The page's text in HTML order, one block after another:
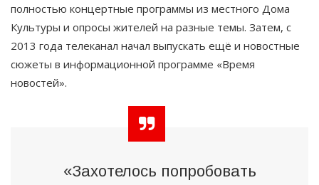
полностью концертные программы из местного Дома
Культуры и опросы жителей на разные темы. Затем, с
2013 года телеканал начал выпускать ещё и новостные
сюжеты в информационной программе «Время
новостей».
«Захотелось попробовать